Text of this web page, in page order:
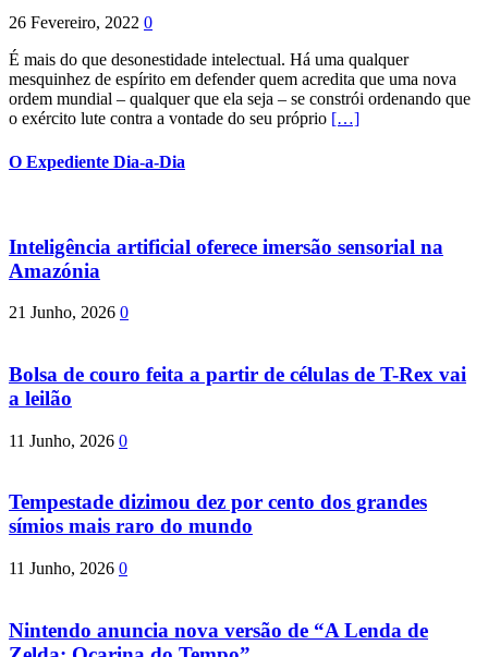
26 Fevereiro, 2022 0
É mais do que desonestidade intelectual. Há uma qualquer
mesquinhez de espírito em defender quem acredita que uma nova
ordem mundial – qualquer que ela seja – se constrói ordenando que
o exército lute contra a vontade do seu próprio […]
O Expediente Dia-a-Dia
Inteligência artificial oferece imersão sensorial na
Amazónia
21 Junho, 2026 0
Bolsa de couro feita a partir de células de T-Rex vai
a leilão
11 Junho, 2026 0
Tempestade dizimou dez por cento dos grandes
símios mais raro do mundo
11 Junho, 2026 0
Nintendo anuncia nova versão de “A Lenda de